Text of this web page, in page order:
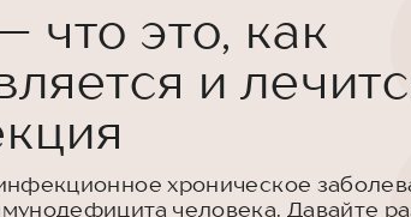
что это, как
и
хроническое
человека. Давайте